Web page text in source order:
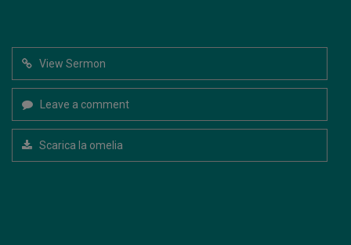
View Sermon
Leave a comment
Scarica la omelia